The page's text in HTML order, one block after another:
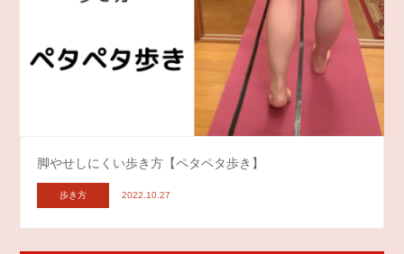
脚やせしにくい歩き方【ペタペタ歩き】
歩き方 2022.10.27